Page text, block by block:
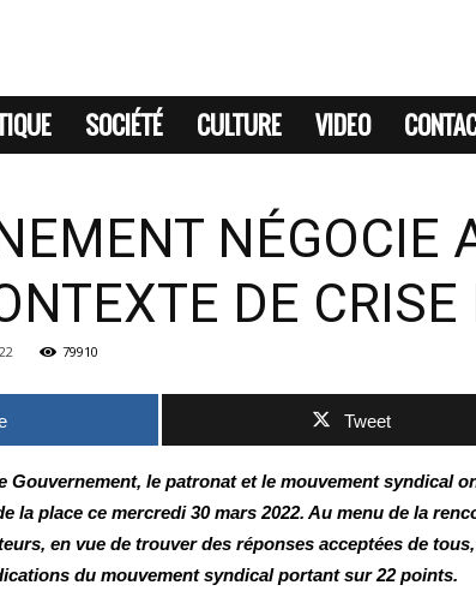
SOCIÉTÉ CULTURE VIDEO
NÉGOCIE
DE
79910
Tweet
le patronat et le mouvement syndical
la place ce mercredi 30 mars 2022. Au menu de la
en vue de trouver des réponses acceptées de tous,
du mouvement syndical portant sur 22 points.